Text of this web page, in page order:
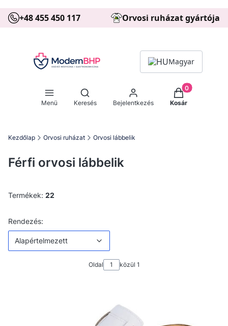
+48 455 450 117 Orvosi ruházat gyártója
Magyar
Menü
Kereső megnyitása
Keresés Bejelentkezés
Termékek a
Kosár
Kezdőlap Orvosi ruházat Orvosi lábbelik
Férfi orvosi lábbelik
Termékek: 22
Termékek listája
Rendezés:
Alapértelmezett
Oldal közül 1